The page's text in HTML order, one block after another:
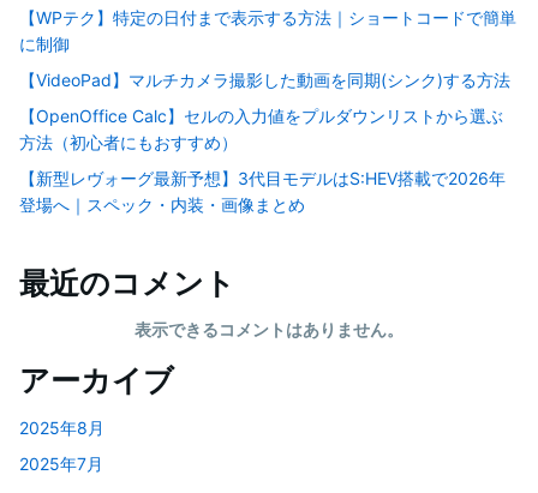
【WPテク】特定の日付まで表示する方法｜ショートコードで簡単
に制御
【VideoPad】マルチカメラ撮影した動画を同期(シンク)する方法
【OpenOffice Calc】セルの入力値をプルダウンリストから選ぶ
方法（初心者にもおすすめ）
【新型レヴォーグ最新予想】3代目モデルはS:HEV搭載で2026年
登場へ｜スペック・内装・画像まとめ
最近のコメント
表示できるコメントはありません。
アーカイブ
2025年8月
2025年7月